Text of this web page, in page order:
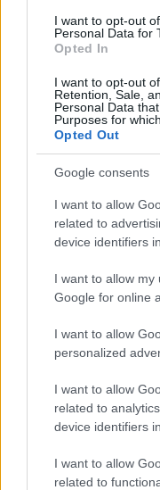
I want to opt-out
Personal Data for
Opted In
I want to opt-out
Retention, Sale,
Personal Data
Purposes for
Opted Out
Google consents
I want to allow
related to
device identifiers
I want to allow
Google for online
I want to allow
personalized
I want to allow
related to
device identifiers
I want to allow
related to
Controlli
caviale e
Migliori
in
pe…
Incendi, a
Andrea
minori,
Gallura,
50mila
Meteo